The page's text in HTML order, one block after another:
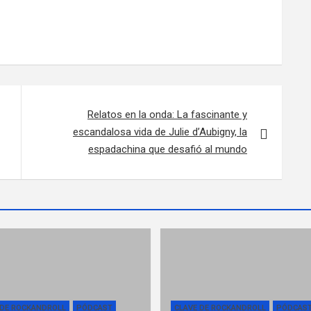
Relatos en la onda: La fascinante y
escandalosa vida de Julie d’Aubigny, la
espadachina que desafió al mundo
ROCKANDROLL PÓDCAST CLAVE DE ROCKANDROLL